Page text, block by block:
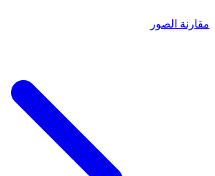
مقارنة الصور